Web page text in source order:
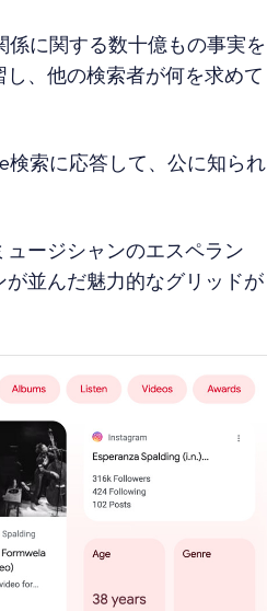
に関する数十億もの事実を
、他の検索者が何を求めて
検索に応答して、公に知られ
ージシャンのエスペラン
並んだ魅力的なグリッドが